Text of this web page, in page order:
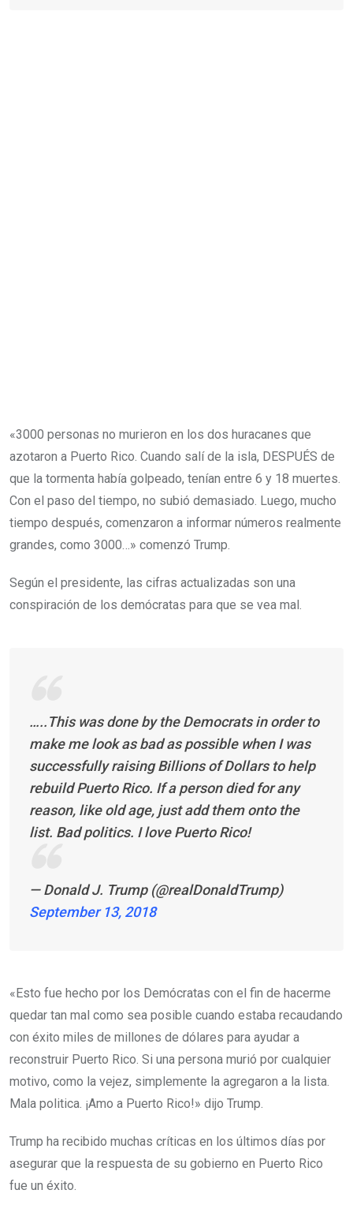
«3000 personas no murieron en los dos huracanes que
azotaron a Puerto Rico. Cuando salí de la isla, DESPUÉS de
que la tormenta había golpeado, tenían entre 6 y 18 muertes.
Con el paso del tiempo, no subió demasiado. Luego, mucho
tiempo después, comenzaron a informar números realmente
grandes, como 3000…» comenzó Trump.
Según el presidente, las cifras actualizadas son una
conspiración de los demócratas para que se vea mal.
…..This was done by the Democrats in order to
make me look as bad as possible when I was
successfully raising Billions of Dollars to help
rebuild Puerto Rico. If a person died for any
reason, like old age, just add them onto the
list. Bad politics. I love Puerto Rico!
— Donald J. Trump (@realDonaldTrump)
September 13, 2018
«Esto fue hecho por los Demócratas con el fin de hacerme
quedar tan mal como sea posible cuando estaba recaudando
con éxito miles de millones de dólares para ayudar a
reconstruir Puerto Rico. Si una persona murió por cualquier
motivo, como la vejez, simplemente la agregaron a la lista.
Mala politica. ¡Amo a Puerto Rico!» dijo Trump.
Trump ha recibido muchas críticas en los últimos días por
asegurar que la respuesta de su gobierno en Puerto Rico
fue un éxito.